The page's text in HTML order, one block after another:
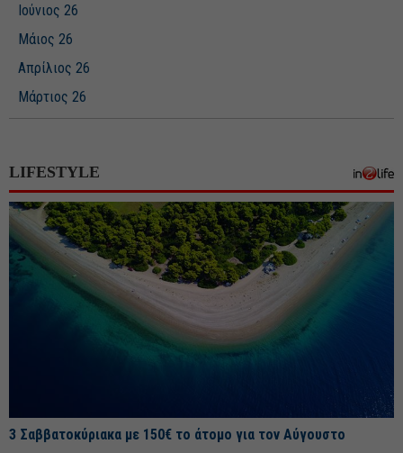
Ιούνιος 26
Μάιος 26
Απρίλιος 26
Μάρτιος 26
Δεκέμβριος 25
Νοέμβριος 25
Οκτώβριος 25
Σεπτέμβριος 25
Αύγουστος 25
Μάρτιος 25
LIFESTYLE
3 Σαββατοκύριακα με 150€ το άτομο για τον Αύγουστο